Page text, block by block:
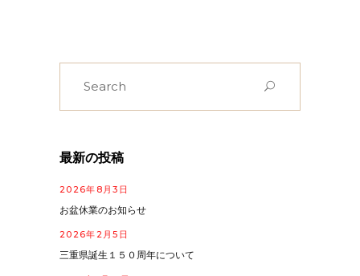
最新の投稿
2026年8月3日
お盆休業のお知らせ
2026年2月5日
三重県誕生１５０周年について